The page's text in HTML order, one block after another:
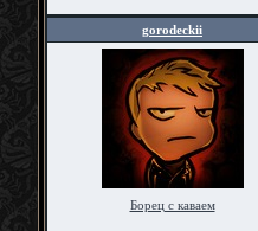
gorodeckii
Борец с каваем